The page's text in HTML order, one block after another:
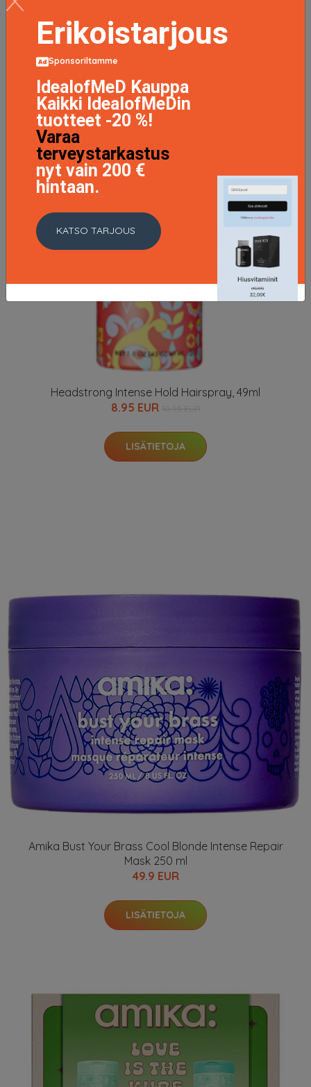
Headstrong Intense Hold Hairspray, 49ml
8.95 EUR
LISÄTIETOJA
Amika Bust Your Brass Cool Blonde Intense Repair
Mask 250 ml
49.9 EUR
LISÄTIETOJA
Erikoistarjous
Sponsoriltamme
IdealofMeD Kauppa
Kaikki IdealofMeDin
tuotteet -20 %!
Varaa
terveystarkastus
nyt vain 200 €
hintaan.
KATSO TARJOUS